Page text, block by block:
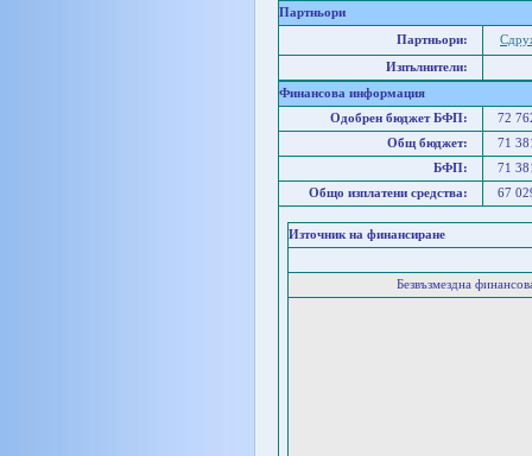
Партньори
Партньори:
Изпълнители:
Финансова информация
Одобрен бюджет БФП:
72
Общ бюджет:
71
БФП:
71
Общо изплатени средства:
67
Източник на финансиране
Безвъзмездна